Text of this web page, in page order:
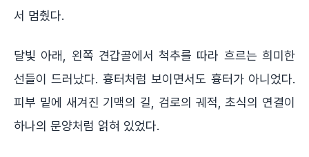
서 멈췄다.
달빛 아래, 왼쪽 견갑골에서 척추를 따라 흐르는 희미한
선들이 드러났다. 흉터처럼 보이면서도 흉터가 아니었다.
피부 밑에 새겨진 기맥의 길, 검로의 궤적, 초식의 연결이
하나의 문양처럼 얽혀 있었다.